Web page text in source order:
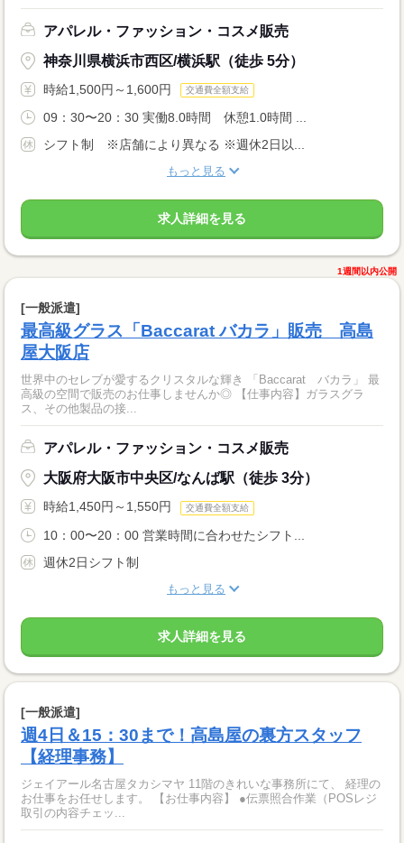
アパレル・ファッション・コスメ販売
神奈川県横浜市西区/横浜駅（徒歩 5分）
時給1,500円～1,600円 交通費全額支給
09：30〜20：30 実働8.0時間 休憩1.0時間 ...
シフト制 ※店舗により異なる ※週休2日以...
もっと見る
求人詳細を見る
1週間以内公開
[一般派遣]
最高級グラス「Baccarat バカラ」販売 高島
屋大阪店
世界中のセレブが愛するクリスタルな輝き 「Baccarat バカラ」 最
高級の空間で販売のお仕事しませんか◎ 【仕事内容】ガラスグラ
ス、その他製品の接...
アパレル・ファッション・コスメ販売
大阪府大阪市中央区/なんば駅（徒歩 3分）
時給1,450円～1,550円 交通費全額支給
10：00〜20：00 営業時間に合わせたシフト...
週休2日シフト制
もっと見る
求人詳細を見る
[一般派遣]
週4日＆15：30まで！高島屋の裏方スタッフ
【経理事務】
ジェイアール名古屋タカシマヤ 11階のきれいな事務所にて、 経理の
お仕事をお任せします。 【お仕事内容】 ●伝票照合作業（POSレジ
取引の内容チェッ...